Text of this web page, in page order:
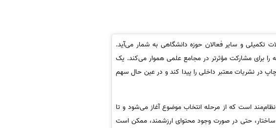
تکمیلی و سایر فعالان حوزه دانشگاهی به شمار می‌آید.
را برای مشارکت مؤثرتر در مجامع علمی هموار می‌کند. یک
در نشریات معتبر داخلی را پیدا کند و در عین حال سهم
است که از مرحله انتخاب موضوع آغاز می‌شود و تا
حتی در صورت وجود محتوای ارزشمند، ممکن است